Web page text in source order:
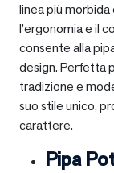
linea più
l’ergonomia e il
consente alla
design. Perfetta
tradizione e
suo stile unico,
carattere.
Pipa